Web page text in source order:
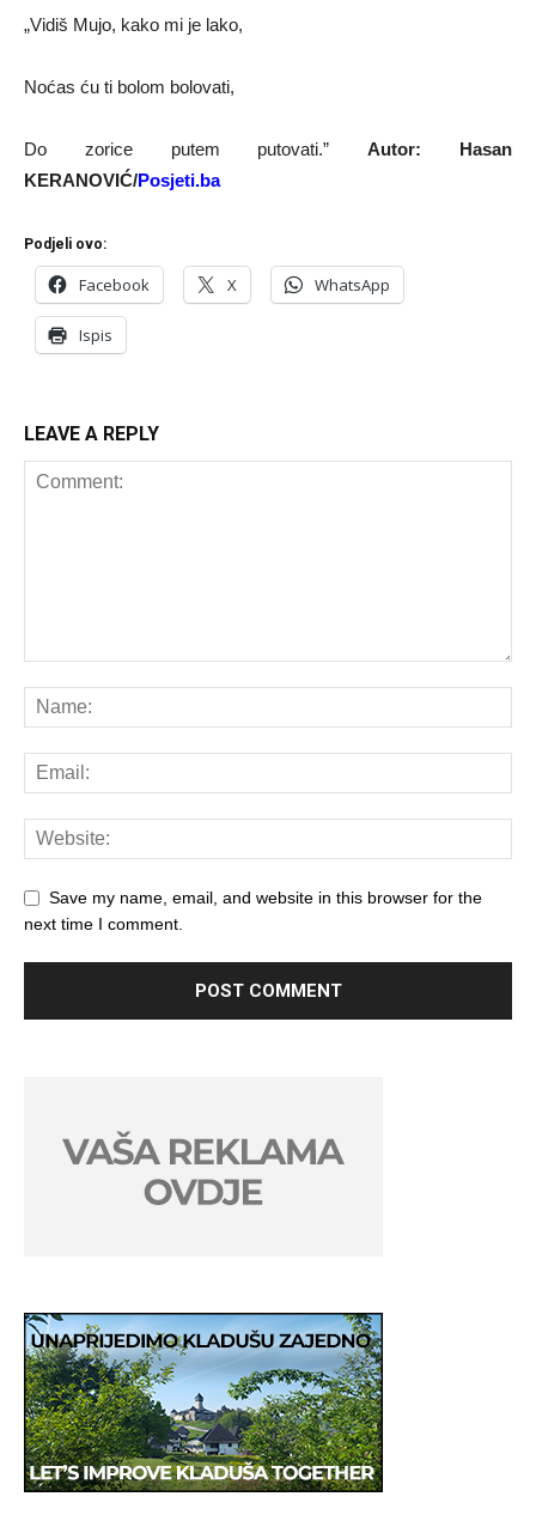
„Vidiš Mujo, kako mi je lako,
Noćas ću ti bolom bolovati,
Do zorice putem putovati.”Autor: Hasan
KERANOVIĆ/Posjeti.ba
Podjeli ovo:
Facebook X WhatsApp
Ispis
LEAVE A REPLY
Save my name, email, and website in this browser for the
next time I comment.